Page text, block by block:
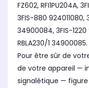
FZ602, RFI1PU204A,
3FIS-880 924011080,
34900084, 3FIS-1220
RBLA230/1 34900085.
Pour être sûr de
de votre appareil —
signalétique —